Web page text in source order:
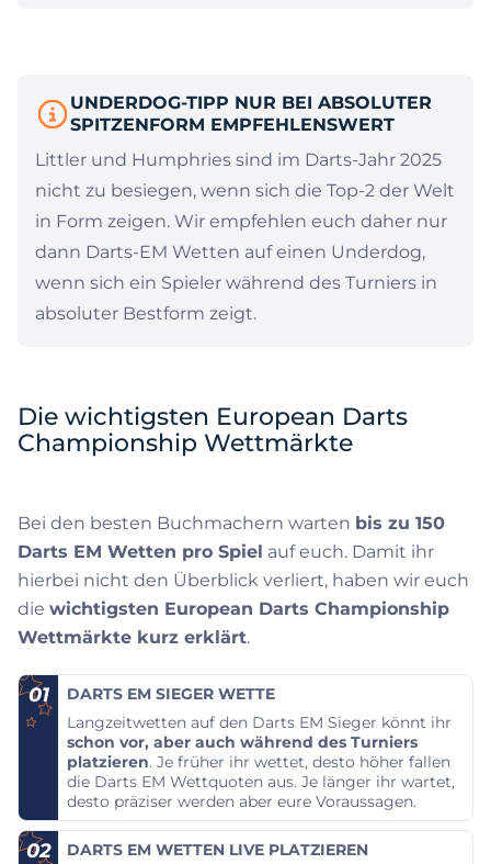
UNDERDOG-TIPP NUR BEI ABSOLUTER
SPITZENFORM EMPFEHLENSWERT
Littler und Humphries sind im Darts-Jahr 2025
nicht zu besiegen, wenn sich die Top-2 der Welt
in Form zeigen. Wir empfehlen euch daher nur
dann Darts-EM Wetten auf einen Underdog,
wenn sich ein Spieler während des Turniers in
absoluter Bestform zeigt.
Die wichtigsten European Darts
Championship Wettmärkte
Bei den besten Buchmachern warten bis zu 150
Darts EM Wetten pro Spiel auf euch. Damit ihr
hierbei nicht den Überblick verliert, haben wir euch
die wichtigsten European Darts Championship
Wettmärkte kurz erklärt.
01
DARTS EM SIEGER WETTE
Langzeitwetten auf den Darts EM Sieger könnt ihr
schon vor, aber auch während des Turniers
platzieren. Je früher ihr wettet, desto höher fallen
die Darts EM Wettquoten aus. Je länger ihr wartet,
desto präziser werden aber eure Voraussagen.
02
DARTS EM WETTEN LIVE PLATZIEREN